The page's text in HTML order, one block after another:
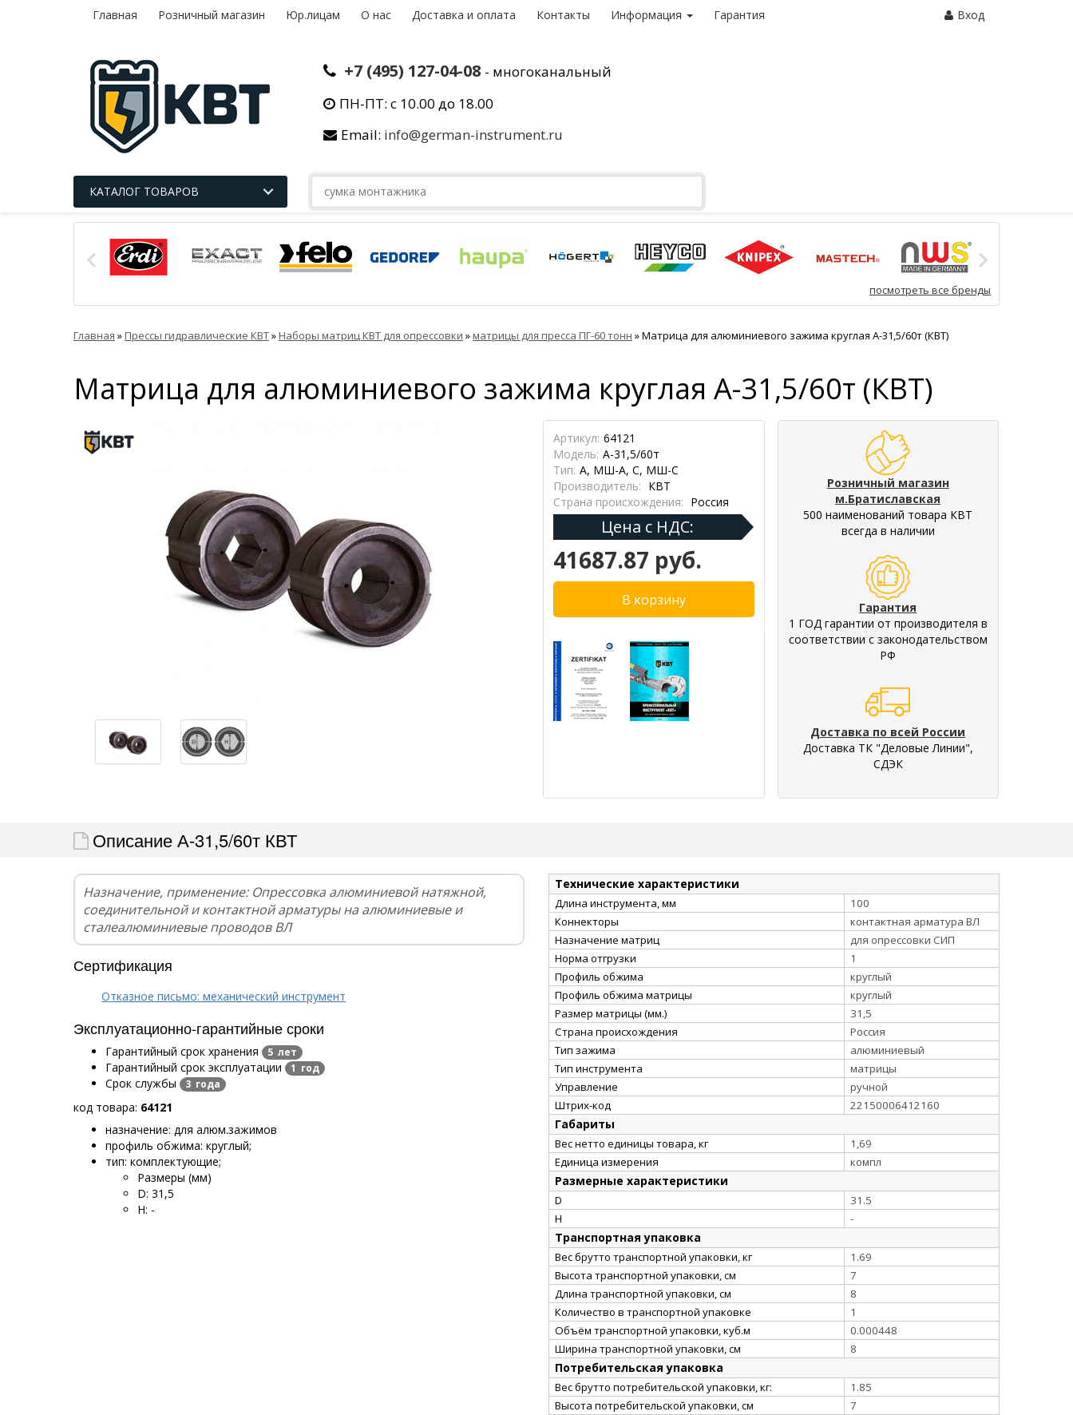
Главная Розничный магазин Юр.лицам О нас Доставка и оплата Контакты Информация Гарантия Вход
+7 (495) 127-04-08 - многоканальный
ПН-ПТ: с 10.00 до 18.00
Email: info@german-instrument.ru
КАТАЛОГ ТОВАРОВ
посмотреть все бренды
Главная »Прессы гидравлические КВТ»Наборы матриц КВТ для опрессовки »матрицы для пресса ПГ-60 тонн »Матрица для алюминиевого зажима круглая А-31,5/60т (КВТ)
Матрица для алюминиевого зажима круглая А-31,5/60т (КВТ)
Артикул: 64121
Модель: А-31,5/60т
Тип: А, МШ-А, С, МШ-С
Производитель: КВТ
Страна происхождения: Россия
Цена с НДС:
41687.87 руб.
Розничный магазин
м.Братиславская
500 наименований товара КВТ
всегда в наличии
Гарантия
1 ГОД гарантии от производителя в
соответствии с законодательством
РФ
Доставка по всей России
Доставка ТК "Деловые Линии",
СДЭК
Описание А-31,5/60т КВТ
Назначение, применение: Опрессовка алюминиевой натяжной,
соединительной и контактной арматуры на алюминиевые и
сталеалюминиевые проводов ВЛ
Сертификация
Отказное письмо: механический инструмент
Эксплуатационно-гарантийные сроки
Гарантийный срок хранения 5 лет
Гарантийный срок эксплуатации 1 год
Срок службы 3 года
код товара: 64121
назначение: для алюм.зажимов
профиль обжима: круглый;
тип: комплектующие;
Размеры (мм)
D: 31,5
H: -
Технические характеристики
Длина инструмента, мм
100
Коннекторы
контактная арматура ВЛ
Назначение матриц
для опрессовки СИП
Норма отгрузки
1
Профиль обжима
круглый
Профиль обжима матрицы
круглый
Размер матрицы (мм.)
31,5
Страна происхождения
Россия
Тип зажима
алюминиевый
Тип инструмента
матрицы
Управление
ручной
Штрих-код
22150006412160
Габариты
Вес нетто единицы товара, кг
1,69
Единица измерения
компл
Размерные характеристики
D
31.5
H
-
Транспортная упаковка
Вес брутто транспортной упаковки, кг
1.69
Высота транспортной упаковки, см
7
Длина транспортной упаковки, см
8
Количество в транспортной упаковке
1
Объём транспортной упаковки, куб.м
0.000448
Ширина транспортной упаковки, см
8
Потребительская упаковка
Вес брутто потребительской упаковки, кг:
1.85
Высота потребительской упаковки, см
7